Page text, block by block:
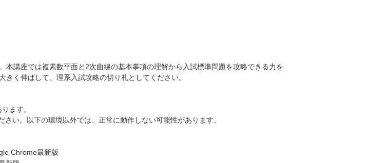
講座では複素数平面と2次曲線の基本事項の理解から入試標準問題を攻略できる力を
く伸ばして、理系入試攻略の切り札としてください。
ます。
い。以下の環境以外では、正常に動作しない可能性があります。
Chrome最新版